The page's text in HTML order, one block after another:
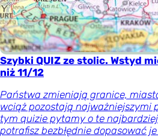
Szybki QUIZ ze stolic. Wstyd
niż 11/12
Państwa zmieniają granice,
wciąż pozostają najważniejszymi
tym quizie pytamy o te
potrafisz bezbłędnie dopasować